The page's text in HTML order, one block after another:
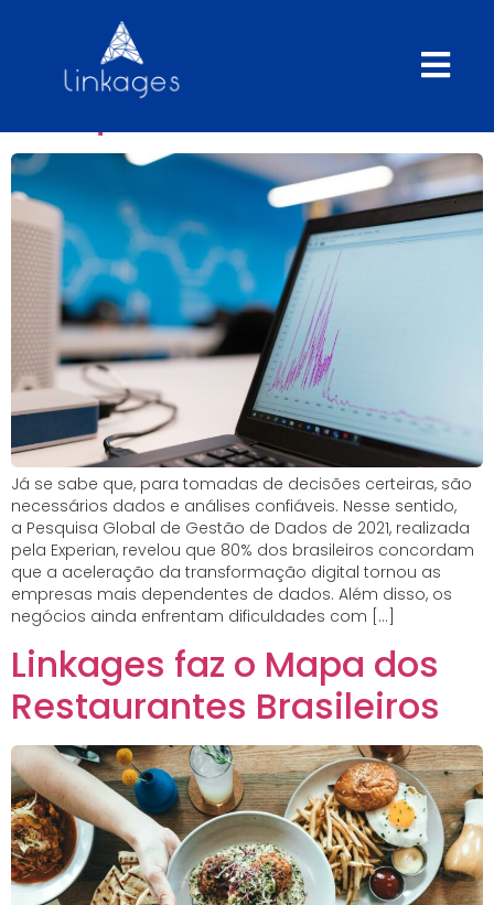
Qual o impacto da falta de
dados para a expansão de
franquias?
Já se sabe que, para tomadas de decisões certeiras, são
necessários dados e análises confiáveis. Nesse sentido,
a Pesquisa Global de Gestão de Dados de 2021, realizada
pela Experian, revelou que 80% dos brasileiros concordam
que a aceleração da transformação digital tornou as
empresas mais dependentes de dados. Além disso, os
negócios ainda enfrentam dificuldades com […]
Linkages faz o Mapa dos
Restaurantes Brasileiros